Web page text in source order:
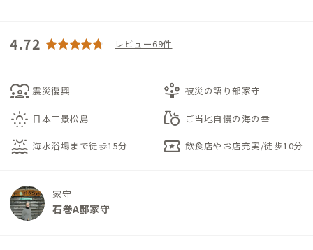
4.72 レビュー69件
diversity_1 震災復興 person_play 被災の語り部家守
sunny_snowing 日本三景松島 grocery ご当地自慢の海の幸
water_lux 海水浴場まで徒歩15分 local_activity 飲食店やお店充実/徒歩10分
家守
石巻A邸家守